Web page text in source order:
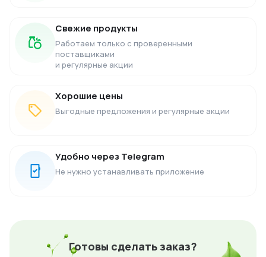
Свежие продукты
Работаем только с проверенными
поставщиками
и регулярные акции
Хорошие цены
Выгодные предложения и регулярные акции
Удобно через Telegram
Не нужно устанавливать приложение
Готовы сделать заказ?